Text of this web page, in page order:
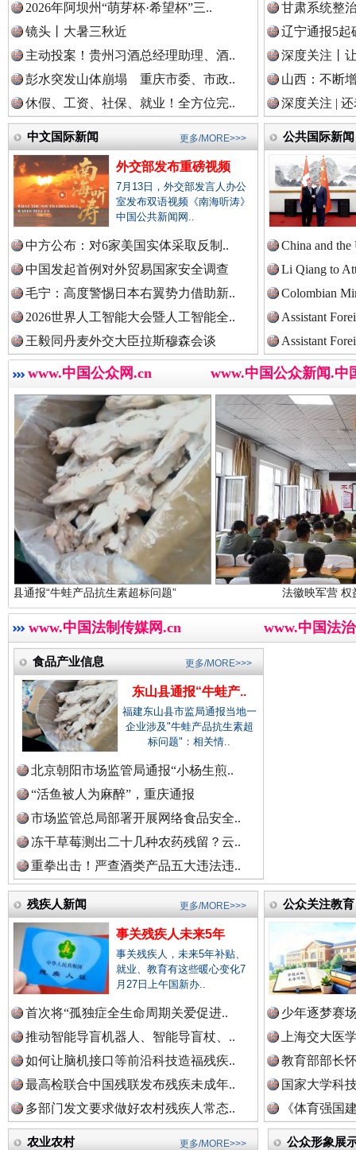
中国法治新闻网.
中国法院新闻网.
中国检察新闻网.
中国医药新闻网.
中国企业新闻网.
中国农业新闻网.
中国视频新闻网.
中国廉政法纪网.
中国律师在线.
中国参政网.中
巳巳如意，开工大吉！ 三轮
“后车司机肯定在骂我” 全民健
世界屋脊 天路回响 永
红船起航处 潮起向未来
三年瞒报超千万 隐匿收入偷税被查处..
高回报
2026年阿坝州“萌芽杯·希望杯”三..
镜头丨大暑三秋近
主动投案！贵州习酒总经理助理、酒..
彭水突发山体崩塌 重庆市委、市政..
休假、工资、社保、就业！全方位完..
甘肃系统整
辽宁通报5起
深度关注丨
山西：不断
深度关注 |
中文国际新闻
外交部发布重磅视频
7月13日，外交部发言人办公
室发布双语视频《南海听涛》
中国公共新闻网..
中方公布：对6家美国实体采取反制..
中国发起首例对外贸易国家安全调查
毛宁：高度警惕日本右翼势力借助新..
2026世界人工智能大会暨人工智能全..
王毅同丹麦外交大臣拉斯穆森会谈
更多/MORE>>> 公共国际新闻
China and
Li Qiang to
Colombian
Assistant
Assistant
品抗生素超标问题” 法徽映军营 权益有保障
www.中国公众网.cn www.中国公众新闻.中
www.中国法制传媒网.cn www.中国法
食品产业信息
东山县通报“牛蛙产..
福建东山县市监局通报当地一
企业涉及"牛蛙产品抗生素超
标问题"：相关情..
北京朝阳市场监管局通报“小杨生煎..
“活鱼被人为麻醉”，重庆通报
市场监管总局部署开展网络食品安全..
冻干草莓测出二十几种农药残留？云..
重拳出击！严查酒类产品五大违法违..
更多/MORE>>>
残疾人新闻
事关残疾人未来5年
事关残疾人，未来5年补贴、
就业、教育有这些暖心变化7
月27日上午国新办..
首次将“孤独症全生命周期关爱促进..
推动智能导盲机器人、智能导盲杖、..
如何让脑机接口等前沿科技造福残疾..
最高检联合中国残联发布残疾未成年..
多部门发文要求做好农村残疾人常态..
更多/MORE>>> 公众关注教育
少年逐梦赛
上海交大医
教育部部长
国家大学科
《体育强国
农业农村 更多/MORE>>> 公众形象展